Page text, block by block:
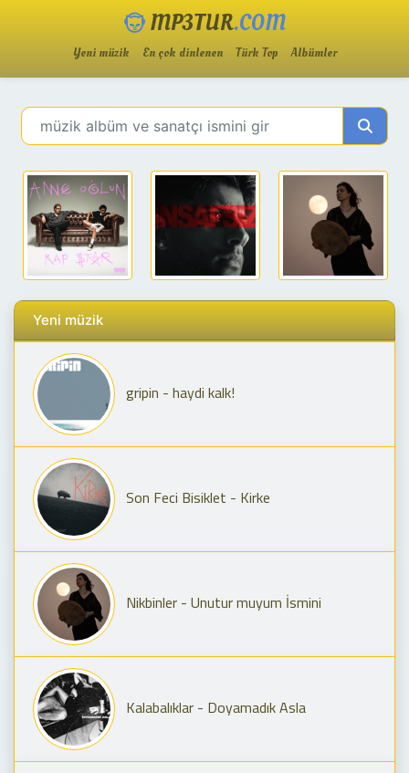
MP3TUR.COM
Yeni müzik En çok dinlenen Türk Top Albümler
Yeni müzik
gripin - haydi kalk!
Son Feci Bisiklet - Kirke
Nikbinler - Unutur muyum İsmini
Kalabalıklar - Doyamadık Asla